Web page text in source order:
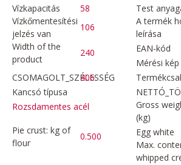
Vízkapacitás 58 Test
Vízkőmentesítési
jelzés van
106
A termék
leírása
Width of the
product
240 EAN-kód
Mérési kép
CSOMAGOLT_SZÉLESSÉG
406
Kancsó típusa
Rozsdamentes acél
Gross
(kg)
Pie crust: kg of
flour
0.500 Egg white
Max.
whipped